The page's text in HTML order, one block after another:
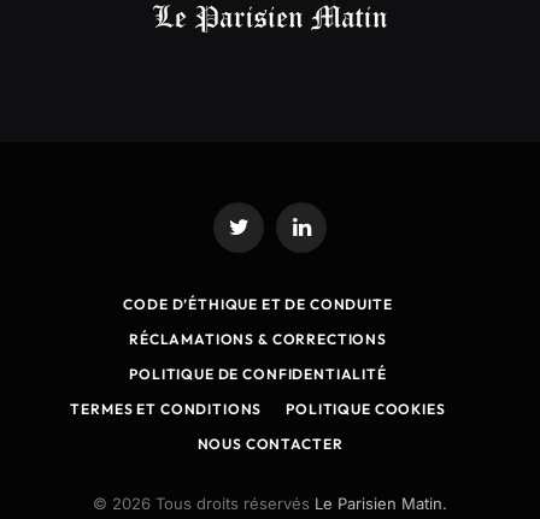
Twitter LinkedIn
CODE D’ÉTHIQUE ET DE CONDUITE
RÉCLAMATIONS & CORRECTIONS
POLITIQUE DE CONFIDENTIALITÉ
TERMES ET CONDITIONS
POLITIQUE COOKIES
NOUS CONTACTER
© 2026 Tous droits réservés Le Parisien Matin.